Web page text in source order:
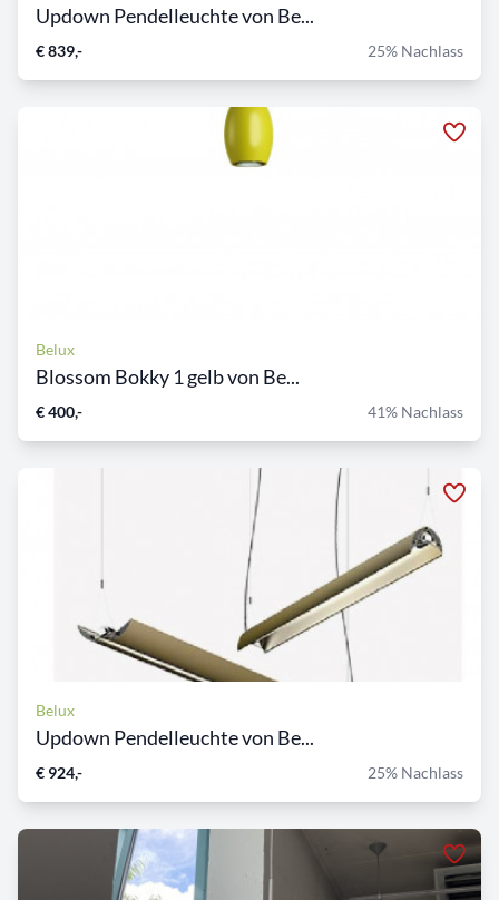
Updown Pendelleuchte von Be...
€ 839,- 25% Nachlass
Belux
Blossom Bokky 1 gelb von Be...
€ 400,- 41% Nachlass
Belux
Updown Pendelleuchte von Be...
€ 924,- 25% Nachlass